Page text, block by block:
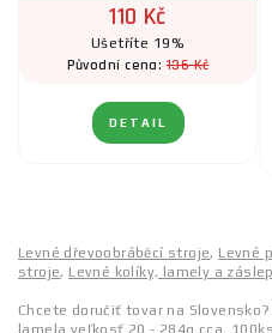
110 Kč
Ušetříte 19%
Původní cena:136 Kč
DETAIL
Levné dřevoobráběcí stroje, Levné
stroje, Levné kolíky, lamely a
Chcete doručiť tovar na
lamela veľkosť 20 - 284g cca.